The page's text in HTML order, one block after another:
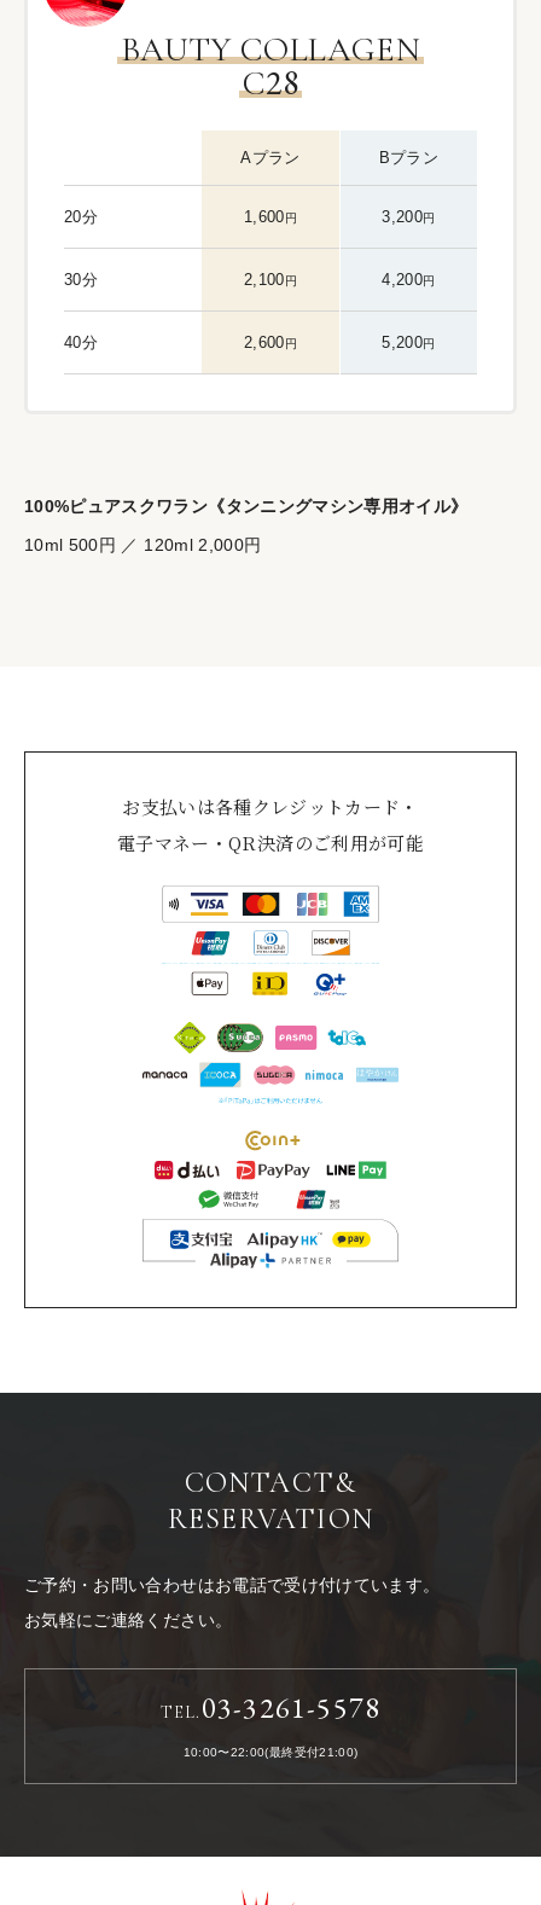
BAUTY COLLAGEN
C28
Aプラン Bプラン
20分 1,600円 3,200円
30分 2,100円 4,200円
40分 2,600円 5,200円
100%ピュアスクワラン《タンニングマシン専用オイル》
10ml 500円 ／ 120ml 2,000円
お支払いは各種クレジットカード・
電子マネー・QR決済のご利用が可能
CONTACT&
RESERVATION
ご予約・お問い合わせはお電話で受け付けています。
お気軽にご連絡ください。
TEL. 03-3261-5578
10:00〜22:00(最終受付21:00)